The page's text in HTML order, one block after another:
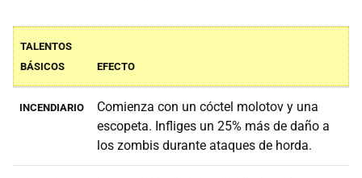
TALENTOS
BÁSICOS
EFECTO
INCENDIARIO
Comienza con un cóctel molotov y una
escopeta. Infliges un 25% más de daño a
los zombis durante ataques de horda.